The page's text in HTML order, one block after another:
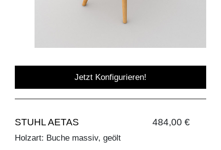
Jetzt Konfigurieren!
STUHL AETAS 484,00 €
Holzart: Buche massiv, geölt